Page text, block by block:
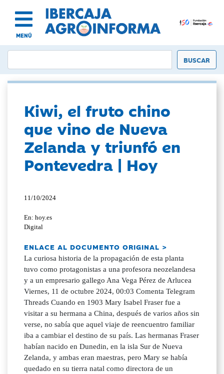
MENÚ
Kiwi, el fruto chino
que vino de Nueva
Zelanda y triunfó en
Pontevedra | Hoy
11/10/2024
En: hoy.es
Digital
ENLACE AL DOCUMENTO ORIGINAL >
La curiosa historia de la propagación de esta planta
tuvo como protagonistas a una profesora neozelandesa
y a un empresario gallego Ana Vega Pérez de Arlucea
Viernes, 11 de octubre 2024, 00:03 Comenta Telegram
Threads Cuando en 1903 Mary Isabel Fraser fue a
visitar a su hermana a China, después de varios años sin
verse, no sabía que aquel viaje de reencuentro familiar
iba a cambiar el destino de su país. Las hermanas Fraser
habían nacido en Dunedin, en la isla Sur de Nueva
Zelanda, y ambas eran maestras, pero Mary se había
quedado en su tierra natal como directora de un